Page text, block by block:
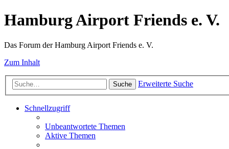
Hamburg Airport Friends e. V.
Das Forum der Hamburg Airport Friends e. V.
Zum Inhalt
Suche Erweiterte Suche
Schnellzugriff
Unbeantwortete Themen
Aktive Themen